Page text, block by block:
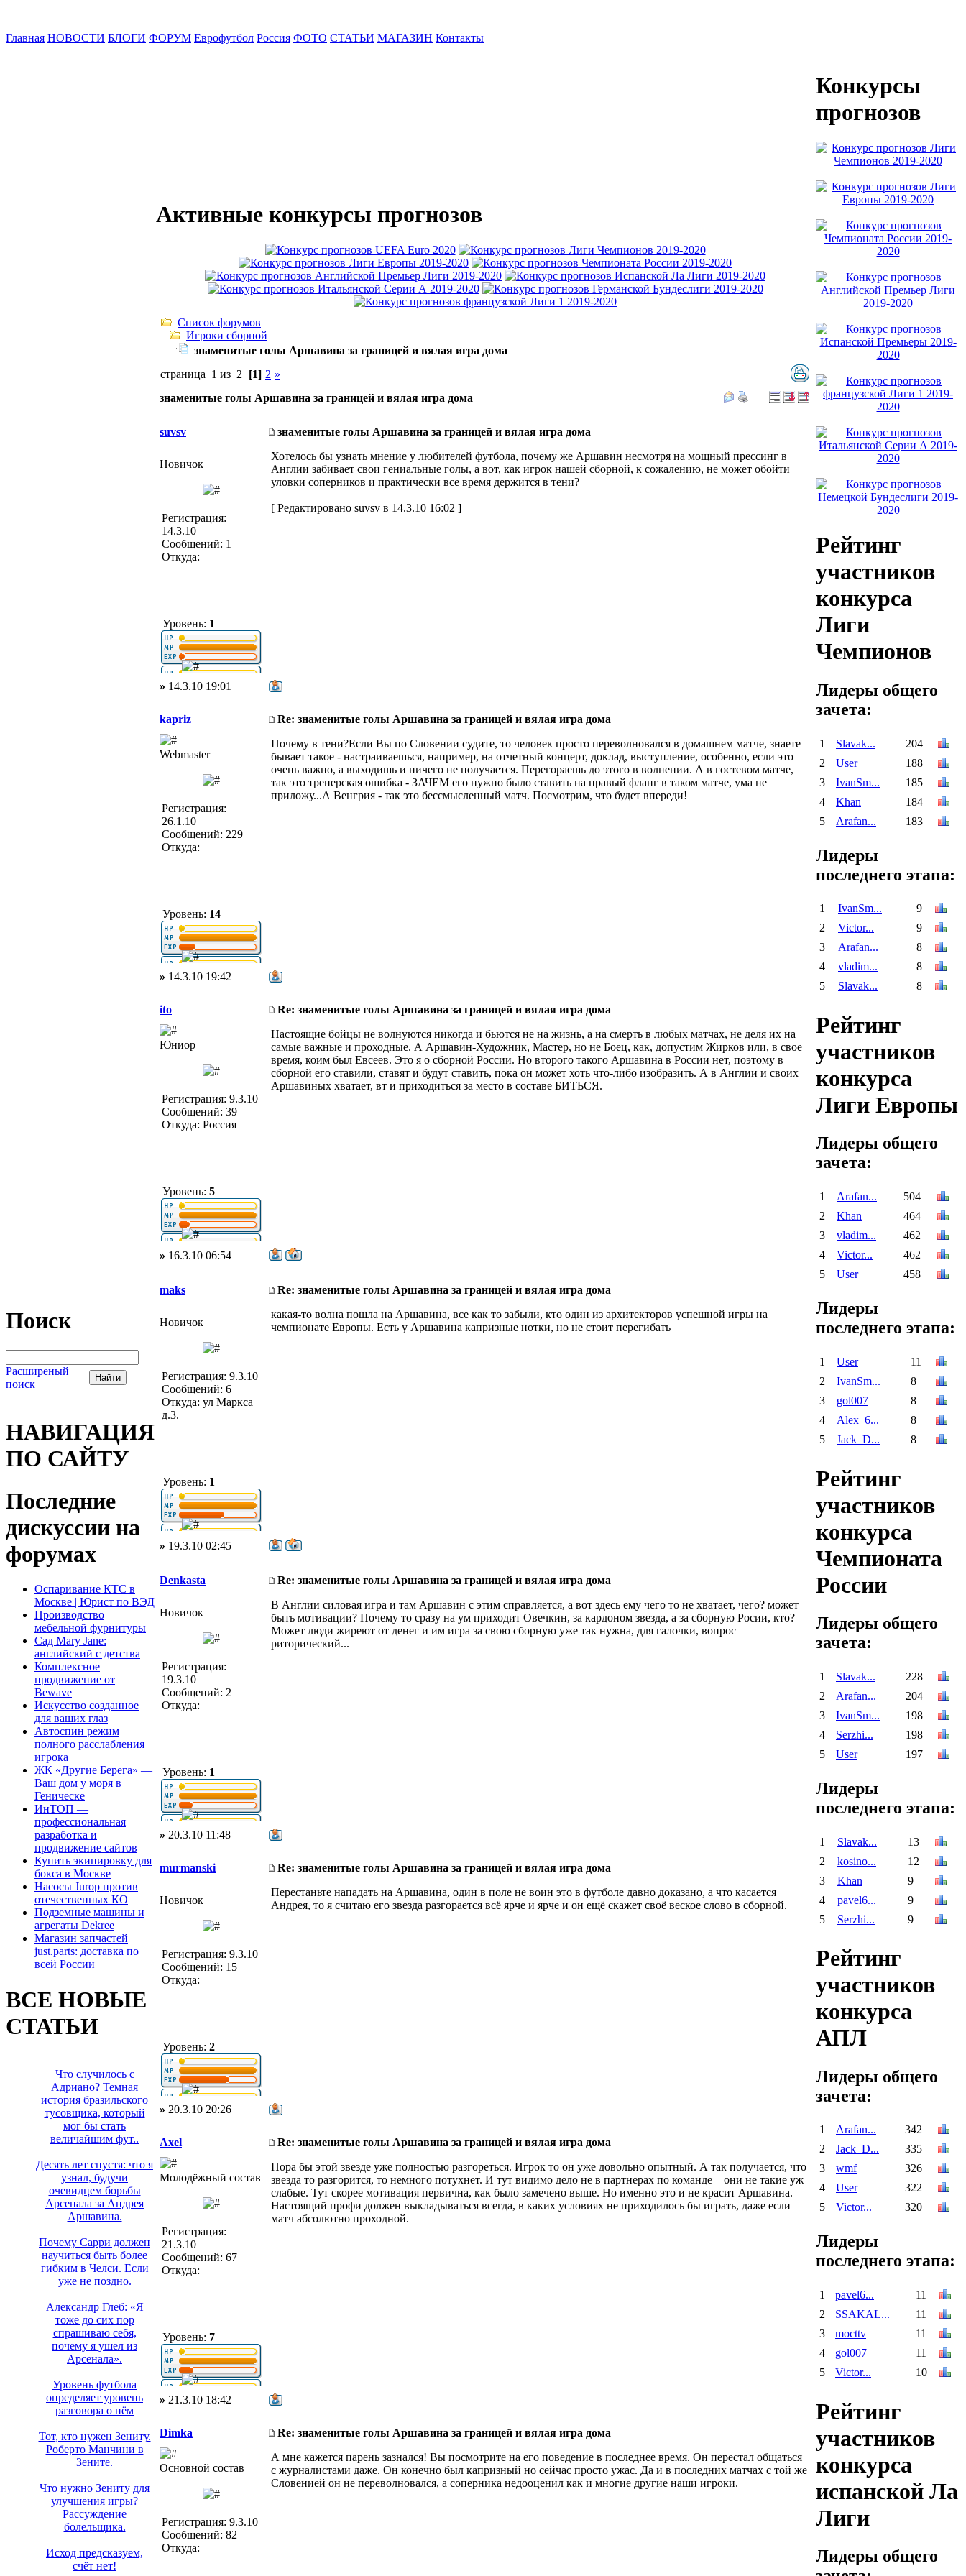
Главная НОВОСТИ БЛОГИ ФОРУМ Еврофутбол Россия ФОТО СТАТЬИ МАГАЗИН Контакты
Поиск
Расширеный
поиск
НАВИГАЦИЯ
ПО САЙТУ
Последние
дискуссии на
форумах
Оспаривание КТС в
Москве | Юрист по ВЭД
Производство
мебельной фурнитуры
Сад Mary Jane:
английский с детства
Комплексное
продвижение от
Bewave
Искусство созданное
для ваших глаз
Автоспин режим
полного расслабления
игрока
ЖК «Другие Берега» —
Ваш дом у моря в
Геническе
ИнТОП —
профессиональная
разработка и
продвижение сайтов
Купить экипировку для
бокса в Москве
Насосы Jurop против
отечественных КО
Подземные машины и
агрегаты Dekree
Магазин запчастей
just.parts: доставка по
всей России
ВСЕ НОВЫЕ
СТАТЬИ
Что случилось с
Адриано? Темная
история бразильского
тусовщика, который
мог бы стать
величайшим фут..
Десять лет спустя: что я
узнал, будучи
очевидцем борьбы
Арсенала за Андрея
Аршавина.
Почему Сарри должен
научиться быть более
гибким в Челси. Если
уже не поздно.
Александр Глеб: «Я
тоже до сих пор
спрашиваю себя,
почему я ушел из
Арсенала».
Уровень футбола
определяет уровень
разговора о нём
Тот, кто нужен Зениту.
Роберто Манчини в
Зените.
Что нужно Зениту для
улучшения игры?
Рассуждение
болельщика.
Исход предсказуем,
счёт нет!
Активные конкурсы прогнозов
Список форумов
Игроки сборной
знаменитые голы Аршавина за границей и вялая игра дома
страница 1 из 2
[1] 2 »
знаменитые голы Аршавина за границей и вялая игра дома
suvsv знаменитые голы Аршавина за границей и вялая игра дома
Новичок
Регистрация:
14.3.10
Сообщений: 1
Откуда:
Уровень: 1
Хотелось бы узнать мнение у любителей футбола, почему же Аршавин несмотря на мощный прессинг в
Англии забивает свои гениальные голы, а вот, как игрок нашей сборной, к сожалению, не может обойти
уловки соперников и практически все время держится в тени?
[ Редактировано suvsv в 14.3.10 16:02 ]
» 14.3.10 19:01
kapriz Re: знаменитые голы Аршавина за границей и вялая игра дома
Webmaster
Регистрация:
26.1.10
Сообщений: 229
Откуда:
Уровень: 14
Почему в тени?Если Вы по Словении судите, то человек просто переволновался в домашнем матче, знаете
бывает такое - настраиваешься, например, на отчетный концерт, доклад, выступление, особенно, если это
очень важно, а выходишь и ничего не получается. Перегораешь до этого в волнении. А в гостевом матче,
так это тренерская ошибка - ЗАЧЕМ его нужно было ставить на правый фланг в таком матче, ума не
приложу...А Венгрия - так это бессмысленный матч. Посмотрим, что будет впереди!
» 14.3.10 19:42
ito Re: знаменитые голы Аршавина за границей и вялая игра дома
Юниор
Регистрация: 9.3.10
Сообщений: 39
Откуда: Россия
Уровень: 5
Настоящие бойцы не волнуются никогда и бьются не на жизнь, а на смерть в любых матчах, не деля их на
самые важные и проходные. А Аршавин-Художник, Мастер, но не Боец, как, допустим Жирков или, в свое
время, коим был Евсеев. Это я о сборной России. Но второго такого Аршавина в России нет, поэтому в
сборной его ставили, ставят и будут ставить, пока он может хоть что-либо изобразить. А в Англии и своих
Аршавиных хватает, вт и приходиться за место в составе БИТЬСЯ.
» 16.3.10 06:54
maks Re: знаменитые голы Аршавина за границей и вялая игра дома
Новичок
Регистрация: 9.3.10
Сообщений: 6
Откуда: ул Маркса
д.3.
Уровень: 1
какая-то волна пошла на Аршавина, все как то забыли, кто один из архитекторов успешной игры на
чемпионате Eвропы. Есть у Аршавина капризные нотки, но не стоит перегибать
» 19.3.10 02:45
Denkasta Re: знаменитые голы Аршавина за границей и вялая игра дома
Новичок
Регистрация:
19.3.10
Сообщений: 2
Откуда:
Уровень: 1
В Англии силовая игра и там Аршавин с этим справляется, а вот здесь ему чего то не хватает, чего? может
быть мотивации? Почему то сразу на ум приходит Овечкин, за кардоном звезда, а за сборную Росии, кто?
Может люди жиреют от денег и им игра за свою сборную уже так нужна, для галочки, вопрос
риторический...
» 20.3.10 11:48
murmanski Re: знаменитые голы Аршавина за границей и вялая игра дома
Новичок
Регистрация: 9.3.10
Сообщений: 15
Откуда:
Уровень: 2
Перестаньте нападать на Аршавина, один в поле не воин это в футболе давно доказано, а что касается
Андрея, то я считаю его звезда разгорается всё ярче и ярче и он ещё скажет своё веское слово в сборной.
» 20.3.10 20:26
Axel Re: знаменитые голы Аршавина за границей и вялая игра дома
Молодёжный состав
Регистрация:
21.3.10
Сообщений: 67
Откуда:
Уровень: 7
Пора бы этой звезде уже полностью разгореться. Игрок то он уже довольно опытный. А так получается, что
звезда то разгорится, то немного потухнет. И тут видимо дело не в партнерах по команде – они не такие уж
слабые. Тут скорее мотивация первична, как было замечено выше. Но именно это и не красит Аршавина.
Настоящий профи должен выкладываться всегда, в каких условиях не приходилось бы играть, даже если
матч абсолютно проходной.
» 21.3.10 18:42
Dimka Re: знаменитые голы Аршавина за границей и вялая игра дома
Основной состав
Регистрация: 9.3.10
Сообщений: 82
Откуда:
А мне кажется парень зазнался! Вы посмотрите на его поведение в последнее время. Он перестал общаться
с журналистами даже. Он конечно был капризный но сейчас просто ужас. Да и в последних матчах с той же
Словенией он не переволновался, а соперника недооценил как и многие другие наши игроки.
Конкурсы
прогнозов
Рейтинг
участников
конкурса
Лиги
Чемпионов
Лидеры общего
зачета:
1 Slavak...
204
2
User
188
3
IvanSm...
185
4
Khan
184
5
Arafan... 183
Лидеры
последнего этапа:
1 IvanSm...
9
2
Victor...
9
3
Arafan...
8
4
vladim...
8
5
Slavak... 8
Рейтинг
участников
конкурса
Лиги Европы
Лидеры общего
зачета:
1 Arafan...
504
2
Khan
464
3
vladim...
462
4
Victor...
462
5
User 458
Лидеры
последнего этапа:
1 User
11
2
IvanSm...
8
3
gol007
8
4
Alex_6...
8
5
Jack_D... 8
Рейтинг
участников
конкурса
Чемпионата
России
Лидеры общего
зачета:
1 Slavak...
228
2
Arafan...
204
3
IvanSm...
198
4
Serzhi...
198
5
User 197
Лидеры
последнего этапа:
1 Slavak...
13
2
kosino...
12
3
Khan
9
4
pavel6...
9
5
Serzhi... 9
Рейтинг
участников
конкурса
АПЛ
Лидеры общего
зачета:
1 Arafan...
342
2
Jack_D...
335
3
wmf
326
4
User
322
5
Victor... 320
Лидеры
последнего этапа:
1 pavel6...
11
2
SSAKAL...
11
3
mocttv
11
4
gol007
11
5
Victor... 10
Рейтинг
участников
конкурса
испанской Ла
Лиги
Лидеры общего